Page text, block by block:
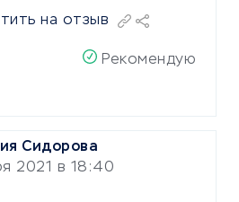
на отзыв
Рекомендую
Сидорова
2021 в 18:40